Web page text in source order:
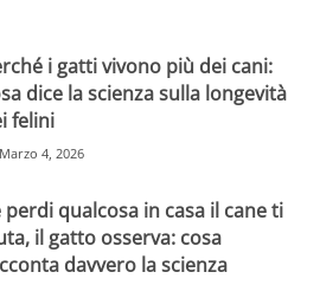
i gatti vivono più dei cani:
dice la scienza sulla longevità
felini
Marzo 4, 2026
perdi qualcosa in casa il cane ti
il gatto osserva: cosa
davvero la scienza